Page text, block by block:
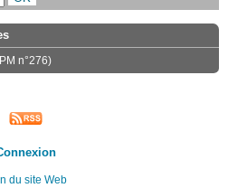
n°276)
du site Web